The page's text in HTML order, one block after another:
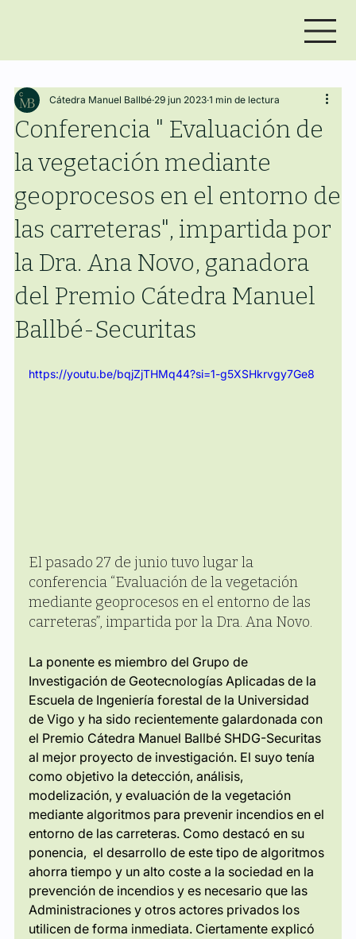
Conferencia " Evaluación de
la vegetación mediante
geoprocesos en el entorno de
las carreteras", impartida por
la Dra. Ana Novo, ganadora
del Premio Cátedra Manuel
Ballbé-Securitas
Cátedra Manuel Ballbé 29 jun 2023 1 min de lectura
https://youtu.be/bqjZjTHMq44?si=1-g5XSHkrvgy7Ge8
El pasado 27 de junio tuvo lugar la
conferencia “Evaluación de la vegetación
mediante geoprocesos en el entorno de las
carreteras”, impartida por la Dra. Ana Novo.
La ponente es miembro del Grupo de
Investigación de Geotecnologías Aplicadas de la
Escuela de Ingeniería forestal de la Universidad
de Vigo y ha sido recientemente galardonada con
el Premio Cátedra Manuel Ballbé SHDG-Securitas
al mejor proyecto de investigación. El suyo tenía
como objetivo la detección, análisis,
modelización, y evaluación de la vegetación
mediante algoritmos para prevenir incendios en el
entorno de las carreteras. Como destacó en su
ponencia,  el desarrollo de este tipo de algoritmos
ahorra tiempo y un alto coste a la sociedad en la
prevención de incendios y es necesario que las
Administraciones y otros actores privados los
utilicen de forma inmediata. Ciertamente explicó